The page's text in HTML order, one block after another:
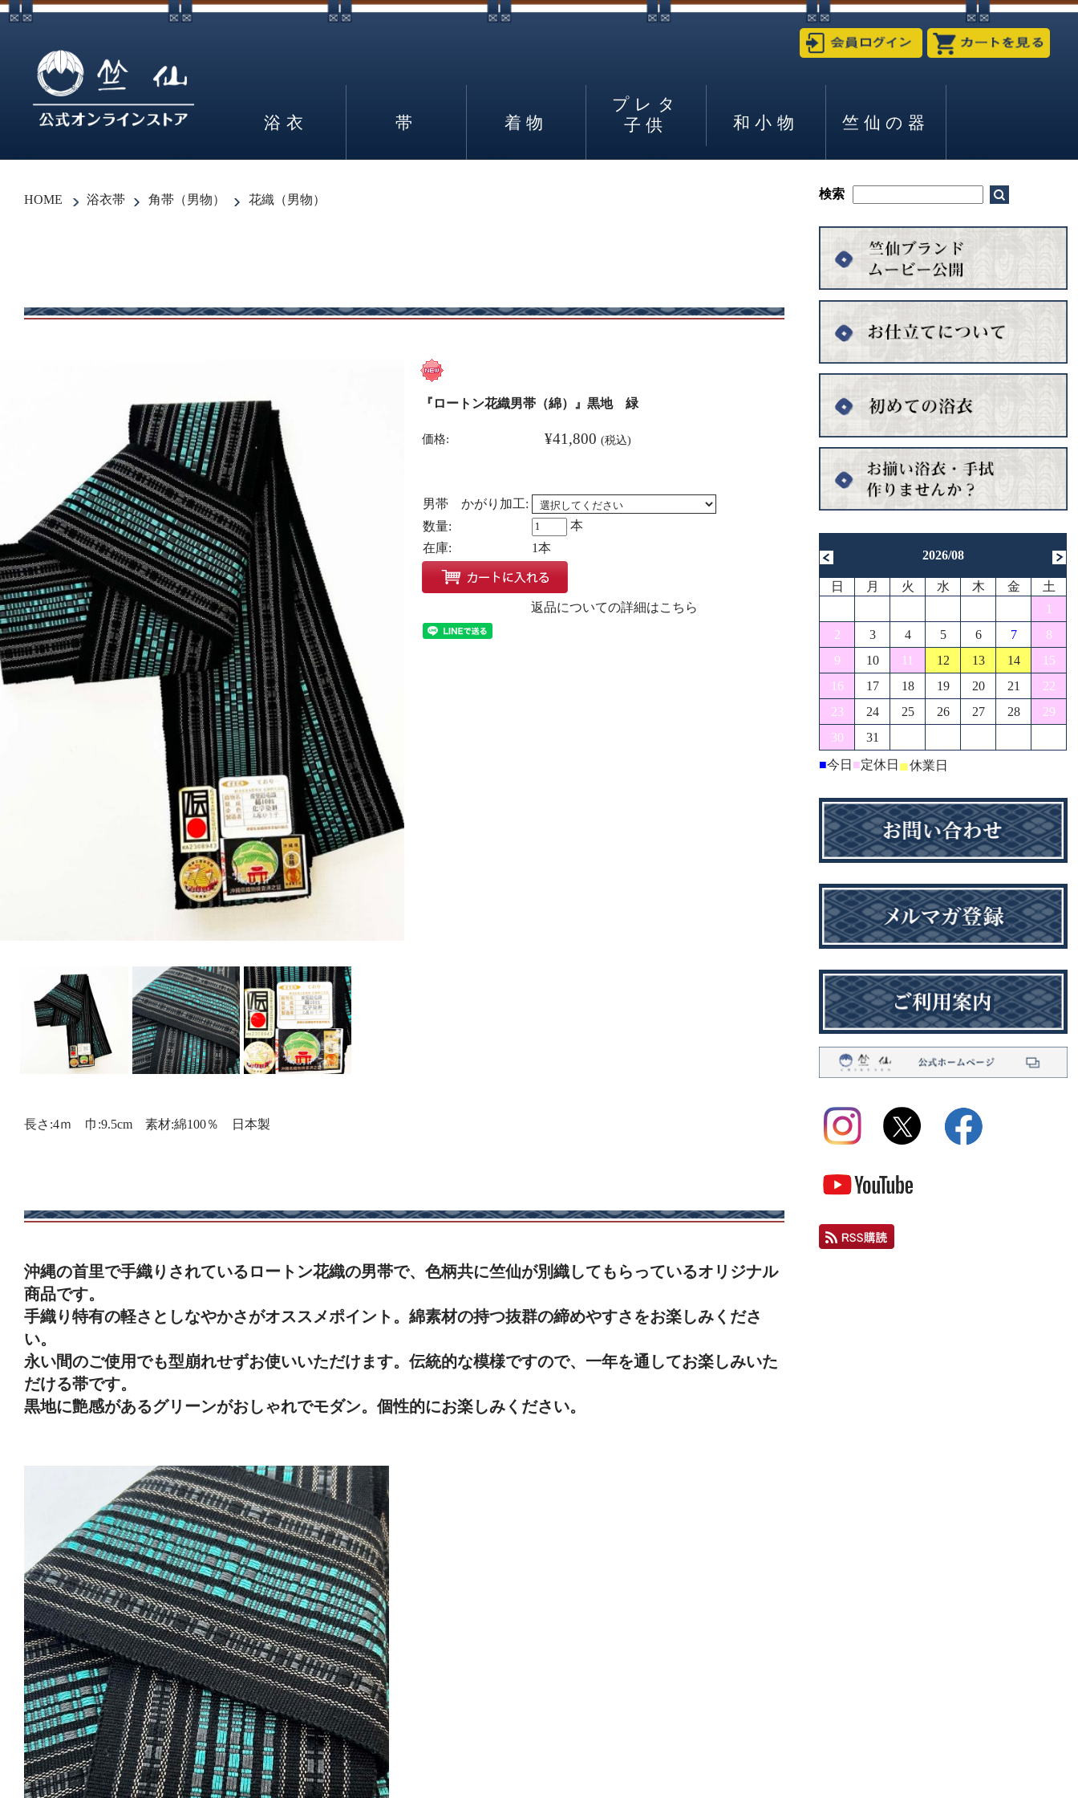
浴衣 帯 着物
プレタ
子供
和小物 竺仙の器
HOME 浴衣帯 角帯（男物） 花織（男物）
『ロートン花織男帯（綿）』黒地 緑
価格: ¥41,800 (税込)
男帯 かがり加工:
数量:
本
在庫:
1本
返品についての詳細はこちら
長さ:4ｍ 巾:9.5cm 素材:綿100％ 日本製
沖縄の首里で手織りされているロートン花織の男帯で、色柄共に竺仙が別織してもらっているオリジナル
商品です。
手織り特有の軽さとしなやかさがオススメポイント。綿素材の持つ抜群の締めやすさをお楽しみくださ
い。
永い間のご使用でも型崩れせずお使いいただけます。伝統的な模様ですので、一年を通してお楽しみいた
だける帯です。
黒地に艶感があるグリーンがおしゃれでモダン。個性的にお楽しみください。
2026/08
日 月 火 水 木 金
土
1
2
3 4 5 6 7
8
9
10 11 12 13 14
15
16
17 18 19 20 21
22
23
24 25 26 27 28
29
30
31
■今日 ■定休日 ■休業日